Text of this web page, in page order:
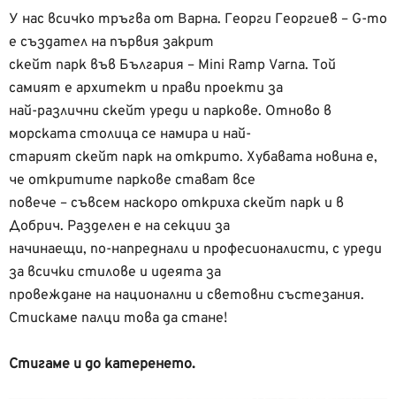
У нас всичко тръгва от Варна. Георги Георгиев – G-то
e създател на първия закрит
скейт парк във България – Mini Rаmp Varna. Той
самият е архитект и прави проекти за
най-различни скейт уреди и паркове. Отново в
морската столица се намира и най-
старият скейт парк на открито. Хубавата новина е,
че откритите паркове стават все
повече – съвсем наскоро откриха скейт парк и в
Добрич. Разделен е на секции за
начинаещи, по-напреднали и професионалисти, с уреди
за всички стилове и идеята за
провеждане на национални и световни състезания.
Стискаме палци това да стане!
Стигаме и до катеренето.